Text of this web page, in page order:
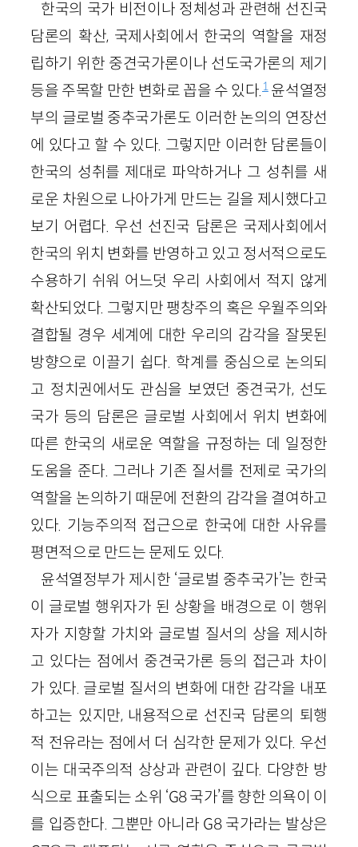
한국의 국가 비전이나 정체성과 관련해 선진국
담론의 확산, 국제사회에서 한국의 역할을 재정
립하기 위한 중견국가론이나 선도국가론의 제기
등을 주목할 만한 변화로 꼽을 수 있다.1윤석열정
부의 글로벌 중추국가론도 이러한 논의의 연장선
에 있다고 할 수 있다. 그렇지만 이러한 담론들이
한국의 성취를 제대로 파악하거나 그 성취를 새
로운 차원으로 나아가게 만드는 길을 제시했다고
보기 어렵다. 우선 선진국 담론은 국제사회에서
한국의 위치 변화를 반영하고 있고 정서적으로도
수용하기 쉬워 어느덧 우리 사회에서 적지 않게
확산되었다. 그렇지만 팽창주의 혹은 우월주의와
결합될 경우 세계에 대한 우리의 감각을 잘못된
방향으로 이끌기 쉽다. 학계를 중심으로 논의되
고 정치권에서도 관심을 보였던 중견국가, 선도
국가 등의 담론은 글로벌 사회에서 위치 변화에
따른 한국의 새로운 역할을 규정하는 데 일정한
도움을 준다. 그러나 기존 질서를 전제로 국가의
역할을 논의하기 때문에 전환의 감각을 결여하고
있다. 기능주의적 접근으로 한국에 대한 사유를
평면적으로 만드는 문제도 있다.
윤석열정부가 제시한 ‘글로벌 중추국가’는 한국
이 글로벌 행위자가 된 상황을 배경으로 이 행위
자가 지향할 가치와 글로벌 질서의 상을 제시하
고 있다는 점에서 중견국가론 등의 접근과 차이
가 있다. 글로벌 질서의 변화에 대한 감각을 내포
하고는 있지만, 내용적으로 선진국 담론의 퇴행
적 전유라는 점에서 더 심각한 문제가 있다. 우선
이는 대국주의적 상상과 관련이 깊다. 다양한 방
식으로 표출되는 소위 ‘G8 국가’를 향한 의욕이 이
를 입증한다. 그뿐만 아니라 G8 국가라는 발상은